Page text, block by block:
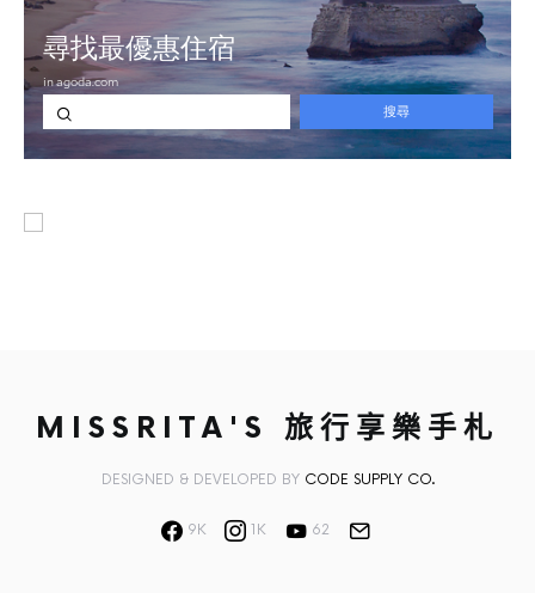
MISSRITA'S 旅行享樂手札
DESIGNED & DEVELOPED BY CODE SUPPLY CO.
9K 1K 62